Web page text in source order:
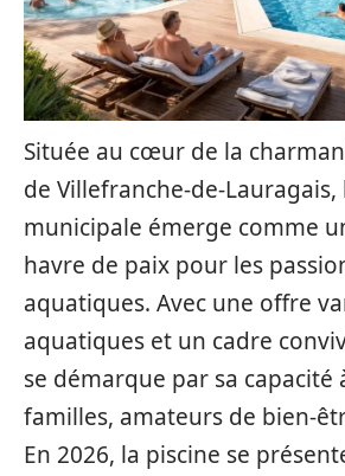
Située au cœur de la
de Villefranche-de-Lauragais,
municipale émerge comme
havre de paix pour les
aquatiques. Avec une offre
aquatiques et un cadre
se démarque par sa capacité
familles, amateurs de bien-
En 2026, la piscine se